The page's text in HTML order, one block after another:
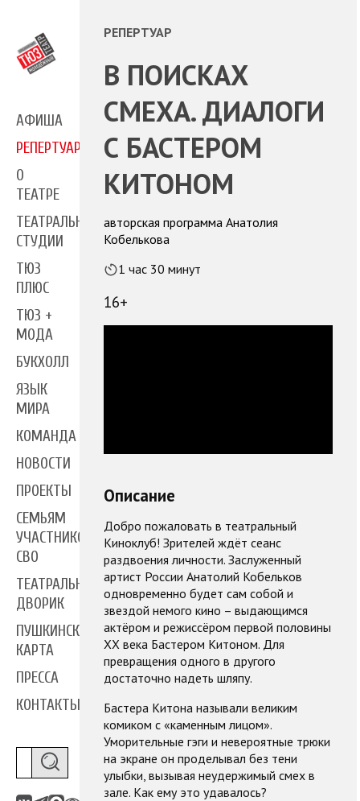
АФИША
РЕПЕРТУАР
О
ТЕАТРЕ
ТЕАТРАЛЬНЫЕ
СТУДИИ
ТЮЗ
ПЛЮС
ТЮЗ +
МОДА
БУКХОЛЛ
ЯЗЫК
МИРА
КОМАНДА
НОВОСТИ
ПРОЕКТЫ
СЕМЬЯМ
УЧАСТНИКОВ
СВО
ТЕАТРАЛЬНЫЙ
ДВОРИК
ПУШКИНСКАЯ
КАРТА
ПРЕССА
КОНТАКТЫ
РЕПЕРТУАР
В ПОИСКАХ
СМЕХА. ДИАЛОГИ
С БАСТЕРОМ
КИТОНОМ
авторская программа Анатолия
Кобелькова
1 час 30 минут
16+
Описание
Добро пожаловать в театральный
Киноклуб! Зрителей ждёт сеанс
раздвоения личности. Заслуженный
артист России Анатолий Кобельков
одновременно будет сам собой и
звездой немого кино – выдающимся
актёром и режиссёром первой половины
XX века Бастером Китоном. Для
превращения одного в другого
достаточно надеть шляпу.
Бастера Китона называли великим
комиком с «каменным лицом».
Уморительные гэги и невероятные трюки
на экране он проделывал без тени
улыбки, вызывая неудержимый смех в
зале. Как ему это удавалось?